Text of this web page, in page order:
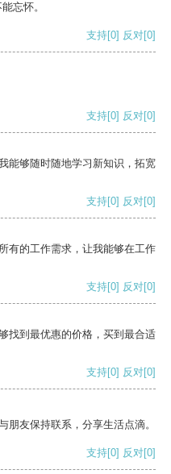
忘怀。
支持[0] 反对[0]
支持[0] 反对[0]
能够随时随地学习新知识，拓宽
支持[0] 反对[0]
有的工作需求，让我能够在工作
支持[0] 反对[0]
找到最优惠的价格，买到最合适
支持[0] 反对[0]
朋友保持联系，分享生活点滴。
支持[0] 反对[0]